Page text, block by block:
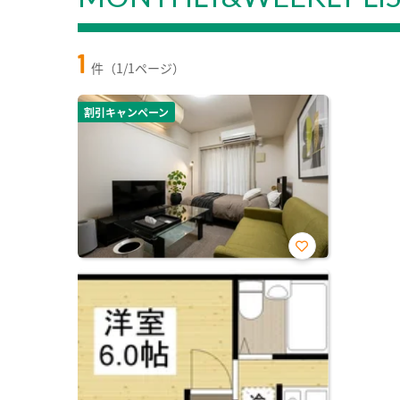
1 件（1/1ページ）
割引キャンペーン
お気
に入
り登